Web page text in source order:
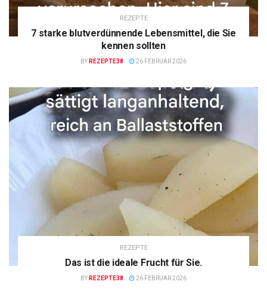
REZEPTE
7 starke blutverdünnende Lebensmittel, die Sie
kennen sollten
BY REZEPTE38 26 FEBRUAR 2026
REZEPTE
Das ist die ideale Frucht für Sie.
BY REZEPTE38 26 FEBRUAR 2026